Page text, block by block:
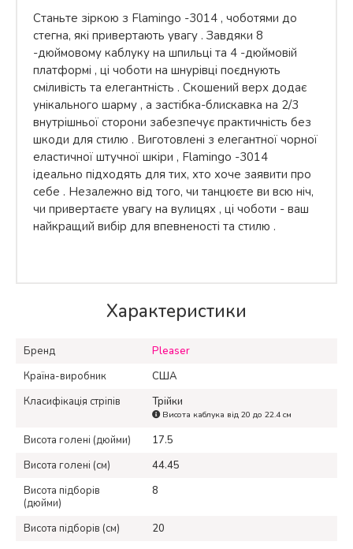
Станьте зіркою з Flamingo -3014 , чоботями до
стегна, які привертають увагу . Завдяки 8
-дюймовому каблуку на шпильці та 4 -дюймовій
платформі , ці чоботи на шнурівці поєднують
сміливість та елегантність . Скошений верх додає
унікального шарму , а застібка-блискавка на 2/3
внутрішньої сторони забезпечує практичність без
шкоди для стилю . Виготовлені з елегантної чорної
еластичної штучної шкіри , Flamingo -3014
ідеально підходять для тих, хто хоче заявити про
себе . Незалежно від того, чи танцюєте ви всю ніч,
чи привертаєте увагу на вулицях , ці чоботи - ваш
найкращий вибір для впевненості та стилю .
Характеристики
Бренд
Pleaser
Країна-виробник
США
Класифікація стріпів
Трійки
Висота каблука від 20 до 22.4 см
Висота голені (дюйми)
17.5
Висота голені (см)
44.45
Висота підборів
(дюйми)
8
Висота підборів (см)
20